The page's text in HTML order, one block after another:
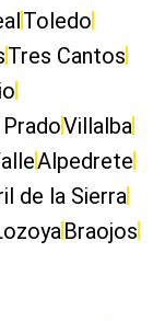
Toledo
Tres Cantos
Villalba
Alpedrete
de la Sierra
Braojos